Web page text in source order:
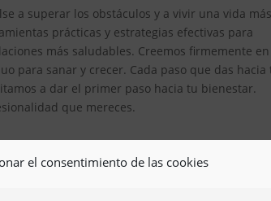
el consentimiento de las cookies
a superar los obstáculos y a vivir una vida
prácticas y estrategias efectivas para
más saludables. Creemos firmemente
para sanar y crecer. Cada paso que das hacia
a dar el primer paso hacia tu bienestar.
que mereces.